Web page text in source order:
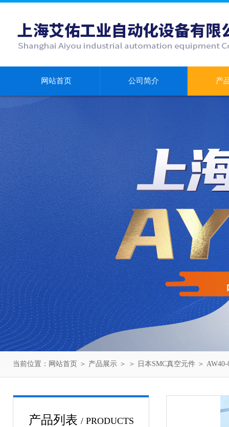
网站首页 公司简介 产
当前位置： 网站首页 ＞ 产品展示 ＞ ＞ 日本SMC真空元件 ＞
产品列表 / PRODUCTS